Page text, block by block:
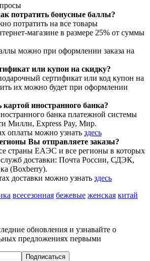
потратить бонусные баллы?
потратить на все товары
магазине в размере 25% от суммы
можно при оформлении заказа на
или купон на скидку?
сертификат или код купон на
их можно будет при оформлении
иностранного банка?
банка платежной системы
Милли, Express Pay, Мир.
оплаты можно узнать здесь
Вы отправляете заказы?
страны ЕАЭС и все регионы в которых
служб доставки: Почта России, СДЭК,
(Boxberry).
доставки можно узнать здесь
всесезонная бежевые женская китай
обновления и узнавайте о
предложениях первыми
Подписаться